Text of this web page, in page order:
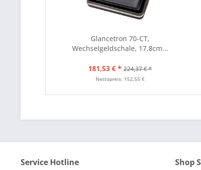
Glancetron 70-CT,
Wechselgeldschale, 17,8cm...
181,53 € * 224,37 € *
Nettopreis: 152,55 €
Service Hotline Shop